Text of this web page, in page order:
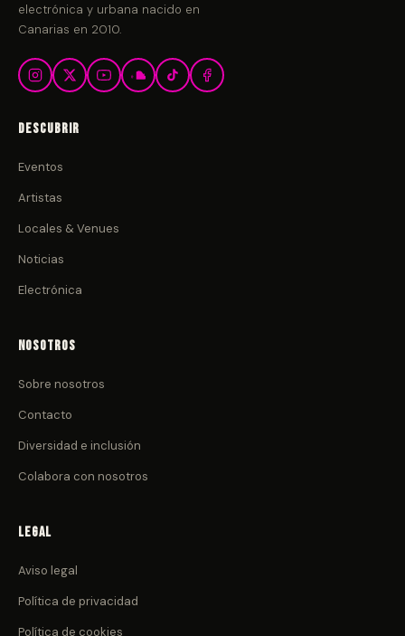
electrónica y urbana nacido en
Canarias en 2010.
Descubrir
Eventos
Artistas
Locales & Venues
Noticias
Electrónica
Nosotros
Sobre nosotros
Contacto
Diversidad e inclusión
Colabora con nosotros
Legal
Aviso legal
Política de privacidad
Política de cookies